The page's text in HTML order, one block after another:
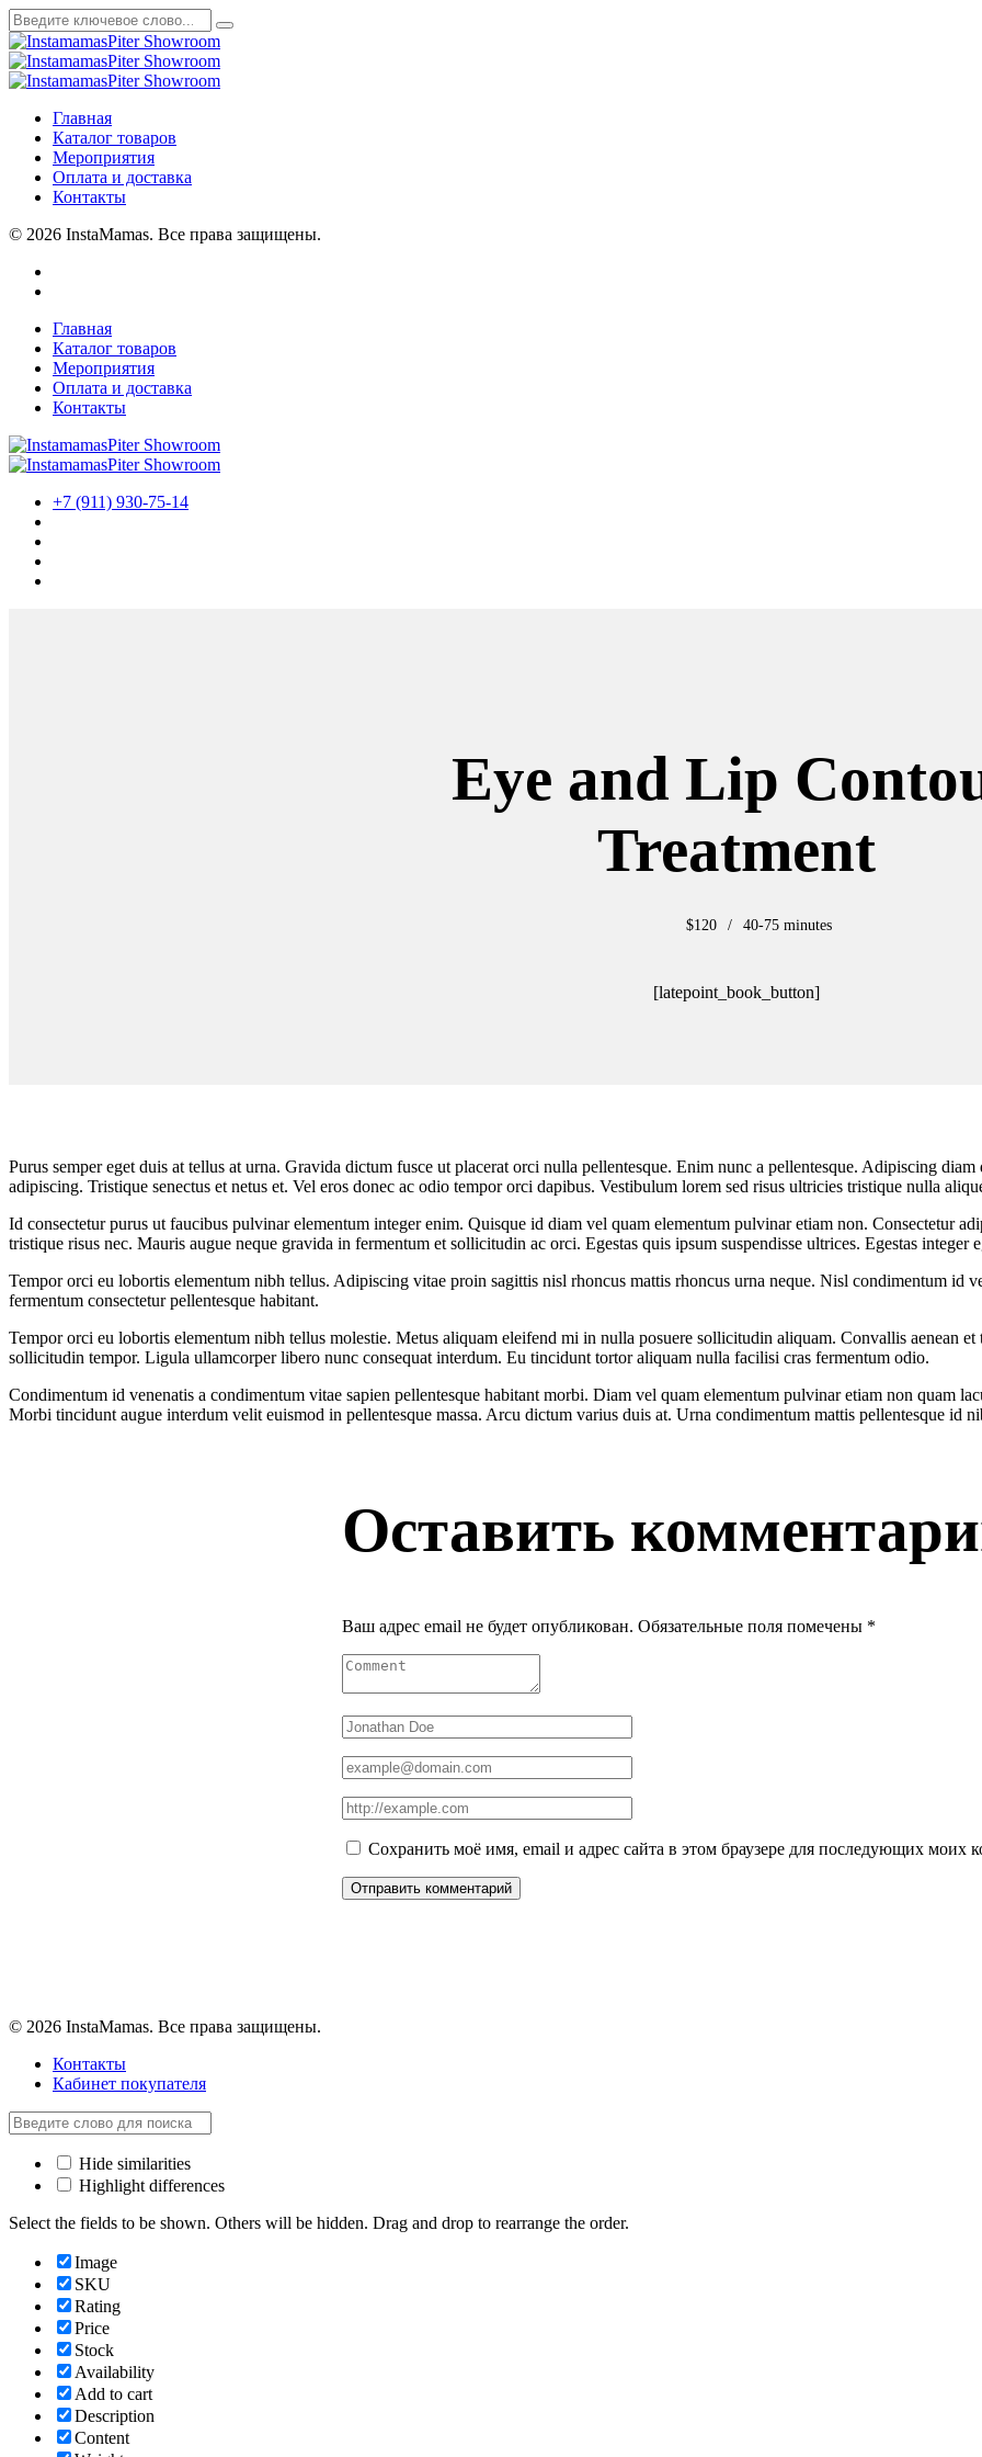
Логин
Главная
Каталог товаров
Мероприятия
Оплата и доставка
Контакты
© 2026 InstaMamas. Все права защищены.
Главная
Каталог товаров
Мероприятия
Оплата и доставка
Контакты
+7 (911) 930-75-14
Eye and Lip
Treatment
$120 40-75 minutes
[latepoint_book_button]
Purus semper eget duis at tellus at urna. Gravida dictum fusce ut placerat orci nulla pellentesque. Enim nunc a pellentesque. Adipiscing
adipiscing. Tristique senectus et netus et. Vel eros donec ac odio tempor orci dapibus. Vestibulum lorem sed risus ultricies tristique nulla
Id consectetur purus ut faucibus pulvinar elementum integer enim. Quisque id diam vel quam elementum pulvinar etiam non. Consectetur
tristique risus nec. Mauris augue neque gravida in fermentum et sollicitudin ac orci. Egestas quis ipsum suspendisse ultrices. Egestas integer
Tempor orci eu lobortis elementum nibh tellus. Adipiscing vitae proin sagittis nisl rhoncus mattis rhoncus urna neque. Nisl condimentum id
fermentum consectetur pellentesque habitant.
Tempor orci eu lobortis elementum nibh tellus molestie. Metus aliquam eleifend mi in nulla posuere sollicitudin aliquam. Convallis aenean
sollicitudin tempor. Ligula ullamcorper libero nunc consequat interdum. Eu tincidunt tortor aliquam nulla facilisi cras fermentum odio.
Condimentum id venenatis a condimentum vitae sapien pellentesque habitant morbi. Diam vel quam elementum pulvinar etiam non quam
Morbi tincidunt augue interdum velit euismod in pellentesque massa. Arcu dictum varius duis at. Urna condimentum mattis pellentesque id
Оставить
Ваш адрес email не будет опубликован. Обязательные поля помечены *
Сохранить моё имя, email и адрес сайта в этом браузере для последующих моих
© 2026 InstaMamas. Все права защищены.
Контакты
Кабинет покупателя
Hide similarities
Highlight differences
Select the fields to be shown. Others will be hidden. Drag and drop to rearrange the order.
Image
SKU
Rating
Price
Stock
Availability
Add to cart
Description
Content